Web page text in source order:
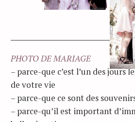
PHOTO DE MARIAGE
– parce-que c’est l’un des jours
de votre vie
– parce-que ce sont des
– parce-qu’il est important